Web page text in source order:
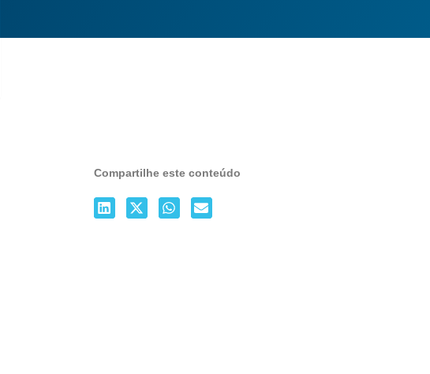
Compartilhe este conteúdo